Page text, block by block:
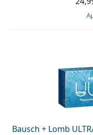
Bausch + Lomb